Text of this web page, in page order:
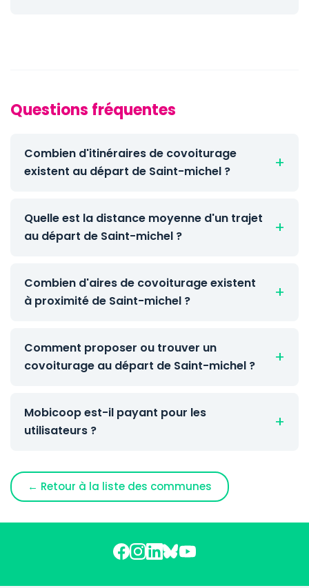
Questions fréquentes
Combien d'itinéraires de covoiturage
existent au départ de Saint-michel ?
Quelle est la distance moyenne d'un trajet
au départ de Saint-michel ?
Combien d'aires de covoiturage existent
à proximité de Saint-michel ?
Comment proposer ou trouver un
covoiturage au départ de Saint-michel ?
Mobicoop est-il payant pour les
utilisateurs ?
← Retour à la liste des communes